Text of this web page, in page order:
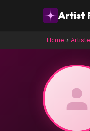
Artist
Home ›